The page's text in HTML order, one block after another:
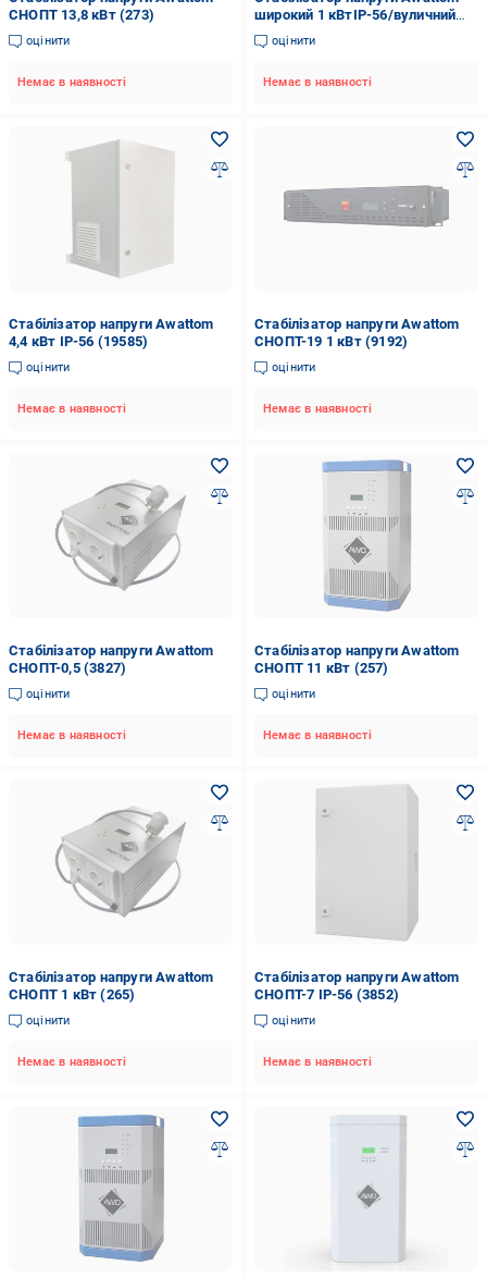
СНОПТ 13,8 кВт (273)
оцінити
Немає в наявності
широкий 1 кВтIP-56/вуличний
(19582)
оцінити
Немає в наявності
Стабілізатор напруги Awattom
4,4 кВт IP-56 (19585)
оцінити
Немає в наявності
Стабілізатор напруги Awattom
СНОПТ-19 1 кВт (9192)
оцінити
Немає в наявності
Стабілізатор напруги Awattom
СНОПТ-0,5 (3827)
оцінити
Немає в наявності
Стабілізатор напруги Awattom
СНОПТ 11 кВт (257)
оцінити
Немає в наявності
Стабілізатор напруги Awattom
СНОПТ 1 кВт (265)
оцінити
Немає в наявності
Стабілізатор напруги Awattom
СНОПТ-7 IP-56 (3852)
оцінити
Немає в наявності